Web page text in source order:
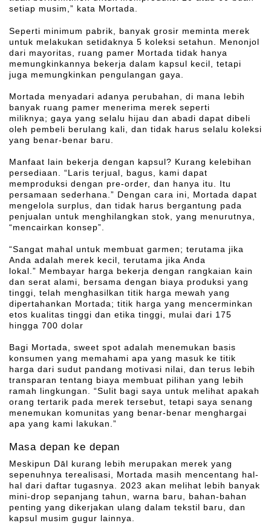
setiap musim,” kata Mortada.
Seperti minimum pabrik, banyak grosir meminta merek
untuk melakukan setidaknya 5 koleksi setahun. Menonjol
dari mayoritas, ruang pamer Mortada tidak hanya
memungkinkannya bekerja dalam kapsul kecil, tetapi
juga memungkinkan pengulangan gaya.
Mortada menyadari adanya perubahan, di mana lebih
banyak ruang pamer menerima merek seperti
miliknya; gaya yang selalu hijau dan abadi dapat dibeli
oleh pembeli berulang kali, dan tidak harus selalu koleksi
yang benar-benar baru.
Manfaat lain bekerja dengan kapsul? Kurang kelebihan
persediaan. “Laris terjual, bagus, kami dapat
memproduksi dengan pre-order, dan hanya itu. Itu
persamaan sederhana.” Dengan cara ini, Mortada dapat
mengelola surplus, dan tidak harus bergantung pada
penjualan untuk menghilangkan stok, yang menurutnya,
“mencairkan konsep”.
“Sangat mahal untuk membuat garmen; terutama jika
Anda adalah merek kecil, terutama jika Anda
lokal.” Membayar harga bekerja dengan rangkaian kain
dan serat alami, bersama dengan biaya produksi yang
tinggi, telah menghasilkan titik harga mewah yang
dipertahankan Mortada; titik harga yang mencerminkan
etos kualitas tinggi dan etika tinggi, mulai dari 175
hingga 700 dolar
Bagi Mortada, sweet spot adalah menemukan basis
konsumen yang memahami apa yang masuk ke titik
harga dari sudut pandang motivasi nilai, dan terus lebih
transparan tentang biaya membuat pilihan yang lebih
ramah lingkungan. “Sulit bagi saya untuk melihat apakah
orang tertarik pada merek tersebut, tetapi saya senang
menemukan komunitas yang benar-benar menghargai
apa yang kami lakukan.”
Masa depan ke depan
Meskipun Dāl kurang lebih merupakan merek yang
sepenuhnya terealisasi, Mortada masih mencentang hal-
hal dari daftar tugasnya. 2023 akan melihat lebih banyak
mini-drop sepanjang tahun, warna baru, bahan-bahan
penting yang dikerjakan ulang dalam tekstil baru, dan
kapsul musim gugur lainnya.